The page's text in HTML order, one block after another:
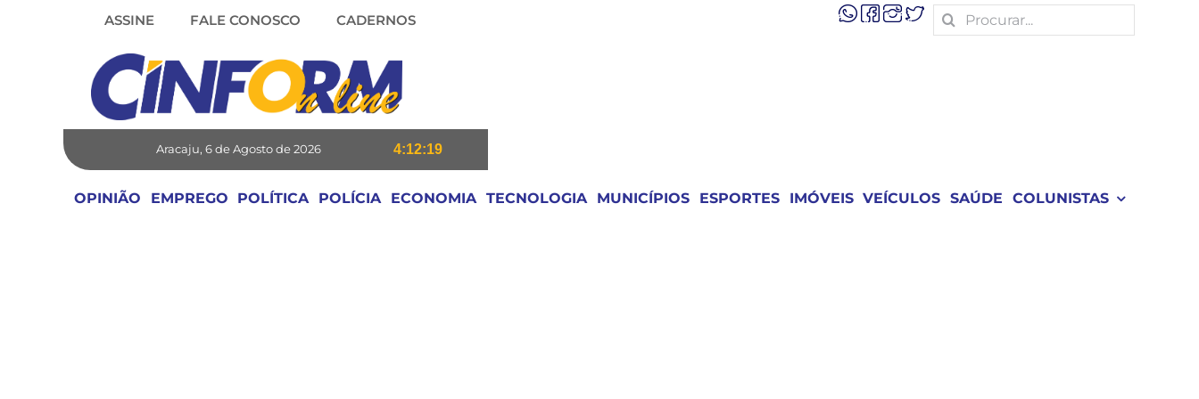
ASSINE FALE CONOSCO CADERNOS
Search
for:
Aracaju, 6 de Agosto de 2026 4:12:19
OPINIÃO EMPREGO POLÍTICA POLÍCIA ECONOMIA TECNOLOGIA MUNICÍPIOS ESPORTES IMÓVEIS VEÍCULOS SAÚDE COLUNISTAS